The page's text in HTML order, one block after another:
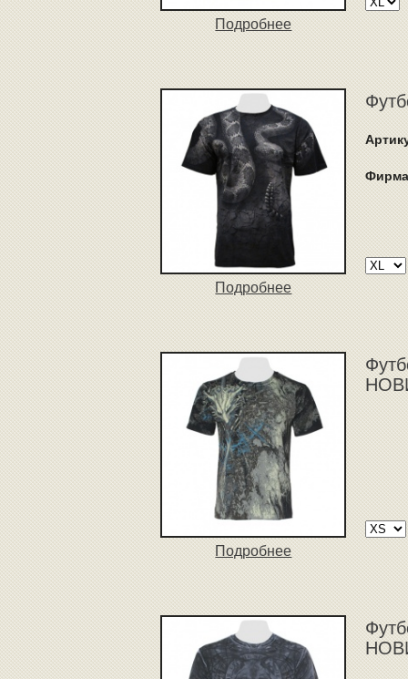
Подробнее
Подробнее
Подробнее